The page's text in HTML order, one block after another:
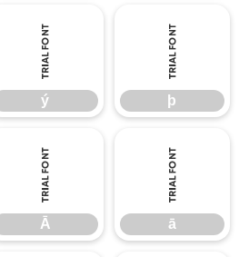
ý
ý
þ
þ
Ā
Ā
ā
ā